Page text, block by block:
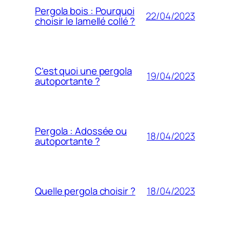
Pergola bois : Pourquoi
choisir le lamellé collé ? 22/04/2023
C’est quoi une pergola
autoportante ? 19/04/2023
Pergola : Adossée ou
autoportante ? 18/04/2023
Quelle pergola choisir ? 18/04/2023